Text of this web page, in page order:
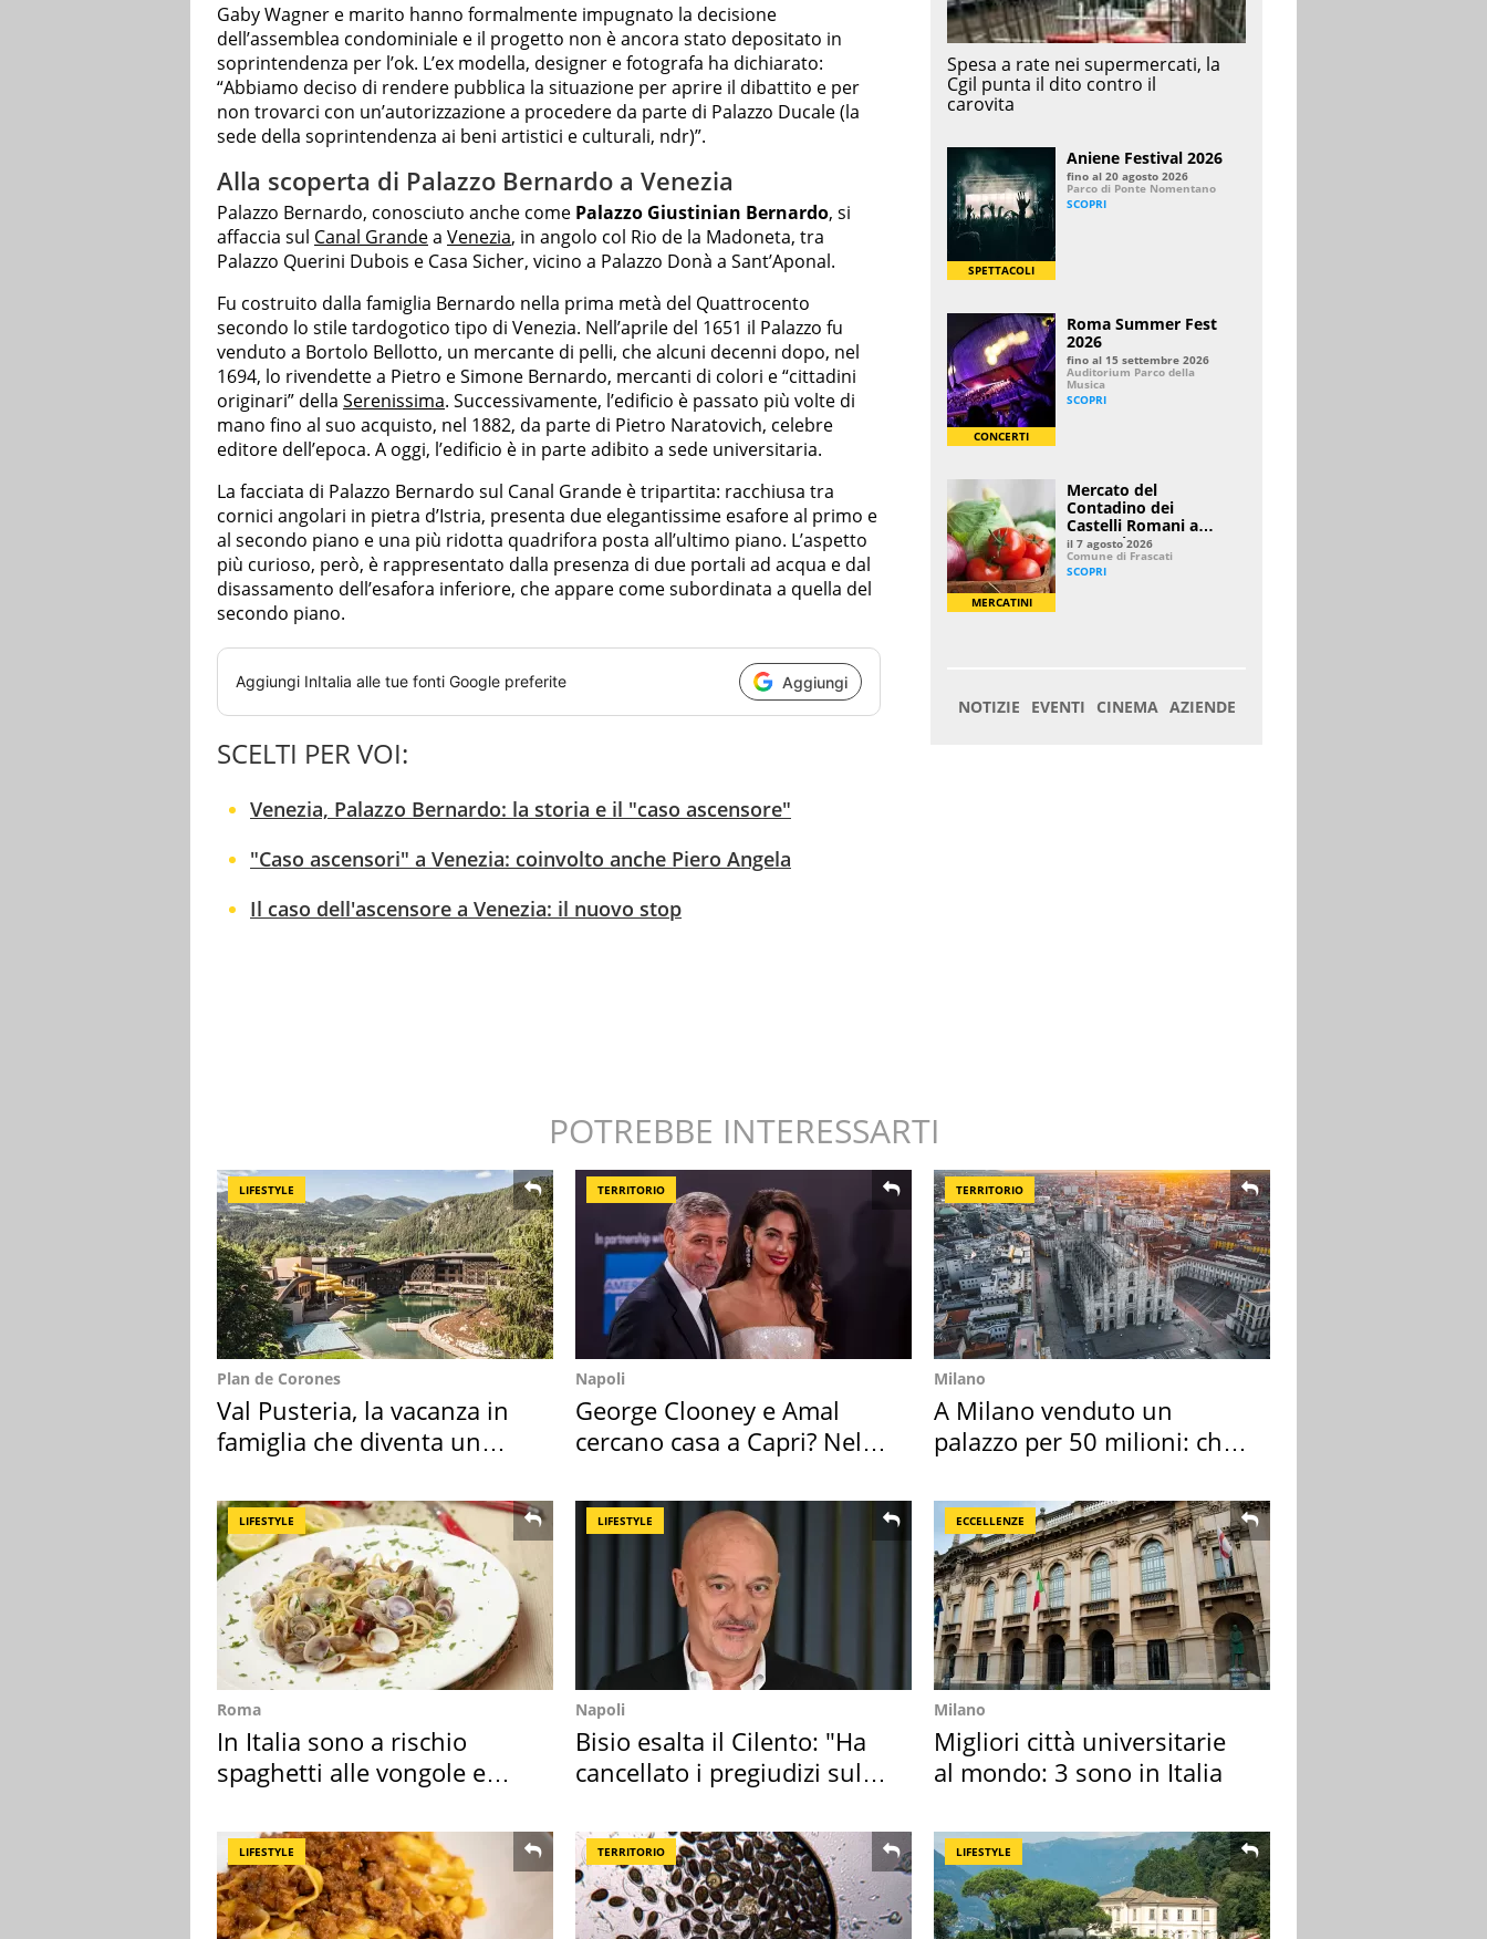
Gaby Wagner e marito hanno formalmente impugnato la decisione
dell’assemblea condominiale e il progetto non è ancora stato depositato in
soprintendenza per l’ok. L’ex modella, designer e fotografa ha dichiarato:
“Abbiamo deciso di rendere pubblica la situazione per aprire il dibattito e per
non trovarci con un’autorizzazione a procedere da parte di Palazzo Ducale (la
sede della soprintendenza ai beni artistici e culturali, ndr)”.
Alla scoperta di Palazzo Bernardo a Venezia
Palazzo Bernardo, conosciuto anche come Palazzo Giustinian Bernardo, si
affaccia sul Canal Grandea Venezia, in angolo col Rio de la Madoneta, tra
Palazzo Querini Dubois e Casa Sicher, vicino a Palazzo Donà a Sant’Aponal.
Fu costruito dalla famiglia Bernardo nella prima metà del Quattrocento
secondo lo stile tardogotico tipo di Venezia. Nell’aprile del 1651 il Palazzo fu
venduto a Bortolo Bellotto, un mercante di pelli, che alcuni decenni dopo, nel
1694, lo rivendette a Pietro e Simone Bernardo, mercanti di colori e “cittadini
originari” della Serenissima. Successivamente, l’edificio è passato più volte di
mano fino al suo acquisto, nel 1882, da parte di Pietro Naratovich, celebre
editore dell’epoca. A oggi, l’edificio è in parte adibito a sede universitaria.
La facciata di Palazzo Bernardo sul Canal Grande è tripartita: racchiusa tra
cornici angolari in pietra d’Istria, presenta due elegantissime esafore al primo e
al secondo piano e una più ridotta quadrifora posta all’ultimo piano. L’aspetto
più curioso, però, è rappresentato dalla presenza di due portali ad acqua e dal
disassamento dell’esafora inferiore, che appare come subordinata a quella del
secondo piano.
Aggiungi InItalia alle tue fonti Google preferite Aggiungi
SCELTI PER VOI:
Venezia, Palazzo Bernardo: la storia e il "caso ascensore"
"Caso ascensori" a Venezia: coinvolto anche Piero Angela
Il caso dell'ascensore a Venezia: il nuovo stop
POTREBBE INTERESSARTI
LIFESTYLE
Plan de Corones
Val Pusteria, la vacanza in
famiglia che diventa un
TERRITORIO
Napoli
George Clooney e Amal
cercano casa a Capri? Nel
TERRITORIO
Milano
A Milano venduto un
palazzo per 50 milioni: chi
LIFESTYLE
Roma
In Italia sono a rischio
spaghetti alle vongole e
LIFESTYLE
Napoli
Bisio esalta il Cilento: "Ha
cancellato i pregiudizi sul
ECCELLENZE
Milano
Migliori città universitarie
al mondo: 3 sono in Italia
LIFESTYLE TERRITORIO LIFESTYLE